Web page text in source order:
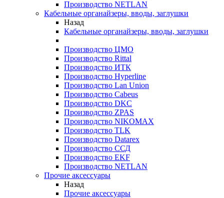
Производство NETLAN
Кабельные органайзеры, вводы, заглушки
Назад
Кабельные органайзеры, вводы, заглушки
Производство ЦМО
Производство Rittal
Производство ИТК
Производство Hyperline
Производство Lan Union
Производство Cabeus
Производство DKC
Производство ZPAS
Производство NIKOMAX
Производство TLK
Производство Datarex
Производство ССД
Производство EKF
Производство NETLAN
Прочие аксеcсуары
Назад
Прочие аксеcсуары